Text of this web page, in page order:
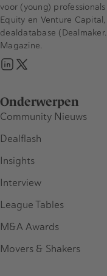
Onderwerpen
Community Nieuws
Dealflash
Insights
Interview
League Tables
M&A Awards
Movers & Shakers
voor (young)
Equity en Venture
dealdatabase
Magazine.